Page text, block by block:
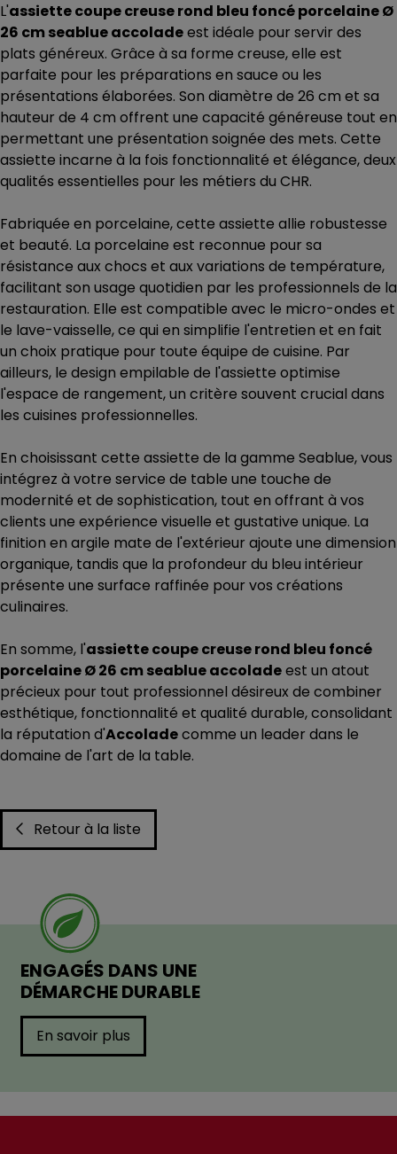
L'assiette coupe creuse rond bleu foncé porcelaine Ø
26 cm seablue accoladeest idéale pour servir des
plats généreux. Grâce à sa forme creuse, elle est
parfaite pour les préparations en sauce ou les
présentations élaborées. Son diamètre de 26 cm et sa
hauteur de 4 cm offrent une capacité généreuse tout en
permettant une présentation soignée des mets. Cette
assiette incarne à la fois fonctionnalité et élégance, deux
qualités essentielles pour les métiers du CHR.
Fabriquée en porcelaine, cette assiette allie robustesse
et beauté. La porcelaine est reconnue pour sa
résistance aux chocs et aux variations de température,
facilitant son usage quotidien par les professionnels de la
restauration. Elle est compatible avec le micro-ondes et
le lave-vaisselle, ce qui en simplifie l'entretien et en fait
un choix pratique pour toute équipe de cuisine. Par
ailleurs, le design empilable de l'assiette optimise
l'espace de rangement, un critère souvent crucial dans
les cuisines professionnelles.
En choisissant cette assiette de la gamme Seablue, vous
intégrez à votre service de table une touche de
modernité et de sophistication, tout en offrant à vos
clients une expérience visuelle et gustative unique. La
finition en argile mate de l'extérieur ajoute une dimension
organique, tandis que la profondeur du bleu intérieur
présente une surface raffinée pour vos créations
culinaires.
En somme, l'assiette coupe creuse rond bleu foncé
porcelaine Ø 26 cm seablue accoladeest un atout
précieux pour tout professionnel désireux de combiner
esthétique, fonctionnalité et qualité durable, consolidant
la réputation d'Accoladecomme un leader dans le
domaine de l'art de la table.
Retour à la liste
ENGAGÉS DANS UNE
DÉMARCHE DURABLE
En savoir plus